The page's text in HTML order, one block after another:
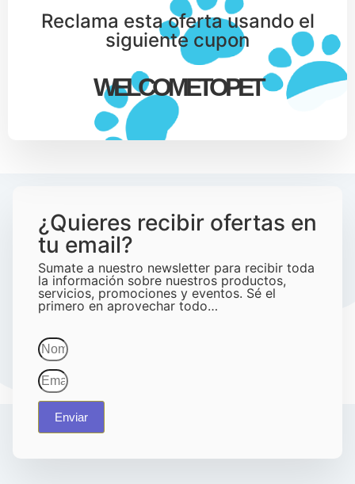
Reclama esta oferta usando el
siguiente cupon
WELCOMETOPET
¿Quieres recibir ofertas en
tu email?
Sumate a nuestro newsletter para recibir toda
la información sobre nuestros productos,
servicios, promociones y eventos. Sé el
primero en aprovechar todo…
Enviar